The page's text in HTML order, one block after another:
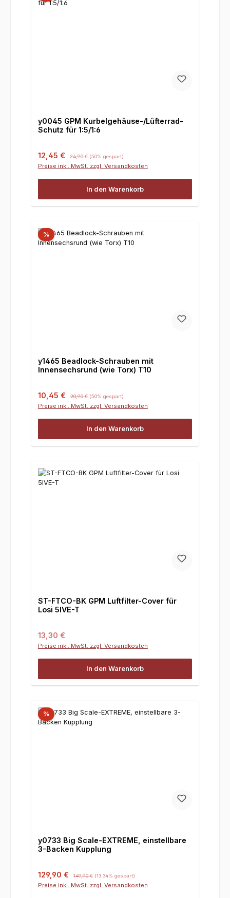
y0045 GPM Kurbelgehäuse-/Lüfterrad-
Schutz für 1:5/1:6
Verkaufspreis:
12,45 € 24,90 € (50% gespart)
Preise inkl. MwSt. zzgl. Versandkosten
In den Warenkorb
%
y1465 Beadlock-Schrauben mit
Innensechsrund (wie Torx) T10
Verkaufspreis:
10,45 € 20,90 € (50% gespart)
Preise inkl. MwSt. zzgl. Versandkosten
In den Warenkorb
ST-FTCO-BK GPM Luftfilter-Cover für
Losi 5IVE-T
Regulärer Preis:
13,30 €
Preise inkl. MwSt. zzgl. Versandkosten
In den Warenkorb
%
y0733 Big Scale-EXTREME, einstellbare
3-Backen Kupplung
Verkaufspreis:
129,90 € Regulärer Preis:
149,90 € (13.34% gespart)
Preise inkl. MwSt. zzgl. Versandkosten